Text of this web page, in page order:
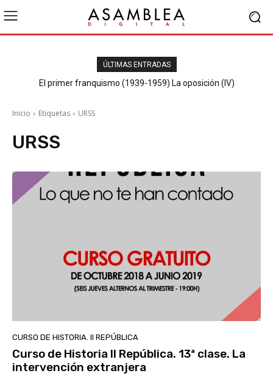
ÚLTIMAS ENTRADAS
El primer franquismo (1939-1959) La oposición (IV)
Inicio Etiquetas URSS
URSS
CURSO DE HISTORIA. II REPÚBLICA
Curso de Historia II República. 13ª clase. La
intervención extranjera